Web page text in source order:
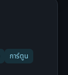
การ์ตูน